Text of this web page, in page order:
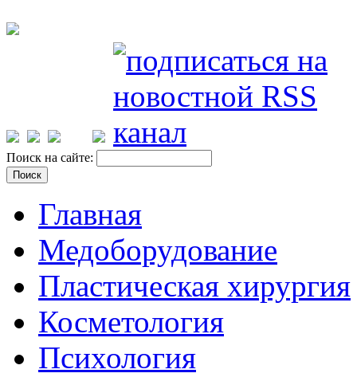
Поиск на сайте:
Главная
Медоборудование
Пластическая хирургия
Косметология
Психология